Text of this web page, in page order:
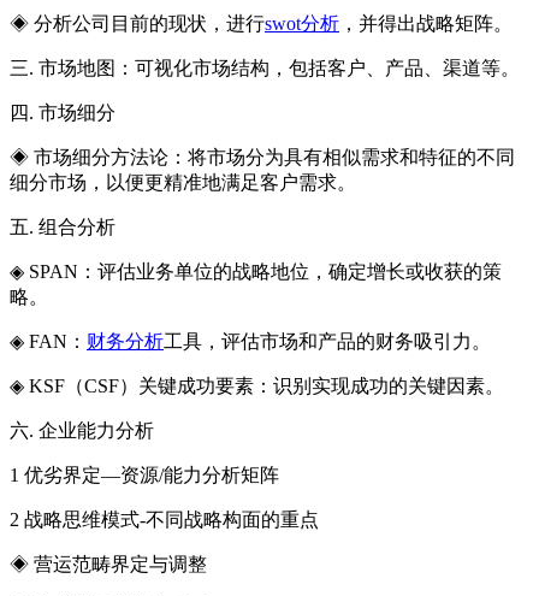
◈ 分析公司目前的现状，进行swot分析 ，并得出战略矩阵。
三. 市场地图：可视化市场结构，包括客户、产品、渠道等。
四. 市场细分
◈ 市场细分方法论：将市场分为具有相似需求和特征的不同
细分市场，以便更精准地满足客户需求。
五. 组合分析
◈ SPAN：评估业务单位的战略地位，确定增长或收获的策
略。
◈ FAN： 财务分析工具，评估市场和产品的财务吸引力。
◈ KSF（CSF）关键成功要素：识别实现成功的关键因素。
六. 企业能力分析
1 优劣界定—资源/能力分析矩阵
2 战略思维模式-不同战略构面的重点
◈ 营运范畴界定与调整